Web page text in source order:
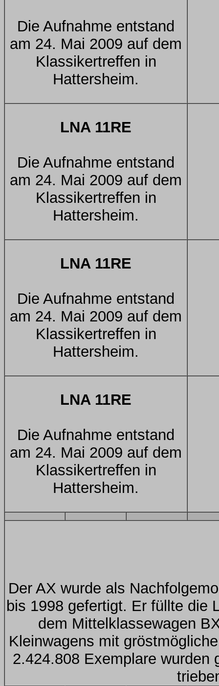
Die Aufnahme entstand
am 24. Mai 2009 auf dem
Klassikertreffen in
Hattersheim.
LNA 11RE
Die Aufnahme entstand
am 24. Mai 2009 auf dem
Klassikertreffen in
Hattersheim.
LNA 11RE
Die Aufnahme entstand
am 24. Mai 2009 auf dem
Klassikertreffen in
Hattersheim.
LNA 11RE
Die Aufnahme entstand
am 24. Mai 2009 auf dem
Klassikertreffen in
Hattersheim.
Der AX wurde als
bis 1998 gefertigt. Er füllte die
dem Mittelklassewagen
Kleinwagens mit
2.424.808 Exemplare wurden